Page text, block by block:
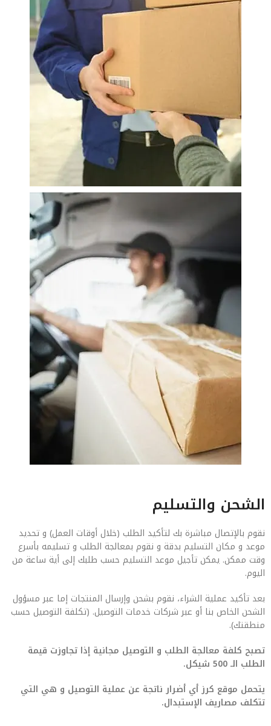
الشحن والتسليم
نقوم بالإتصال مباشرة بك لتأكيد الطلب (خلال أوقات العمل) و تحديد
موعد و مكان التسليم بدقة و نقوم بمعالجة الطلب و تسليمه بأسرع
وقت ممكن. يمكن تأجيل موعد التسليم حسب طلبك إلى أية ساعة من
اليوم.
بعد تأكيد عملية الشراء، نقوم بشحن وإرسال المنتجات إما عبر مسؤول
الشحن الخاص بنا أو عبر شركات خدمات التوصيل. (تكلفة التوصيل حسب
منطقتك).
تصبح كلفة معالجة الطلب و التوصيل مجانية إذا تجاوزت قيمة
الطلب الـ 500 شيكل.
يتحمل موقع كرز أي أضرار ناتجة عن عملية التوصيل و هي التي
تتكلف مصاريف الإستبدال.